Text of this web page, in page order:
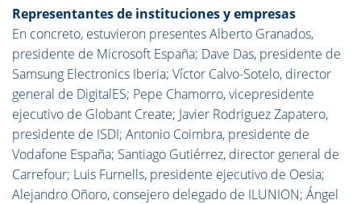
Representantes de instituciones y empresas
En concreto, estuvieron presentes Alberto Granados,
presidente de Microsoft España; Dave Das, presidente de
Samsung Electronics Iberia; Víctor Calvo-Sotelo, director
general de DigitalES; Pepe Chamorro, vicepresidente
ejecutivo de Globant Create; Javier Rodriguez Zapatero,
presidente de ISDI; Antonio Coimbra, presidente de
Vodafone España; Santiago Gutiérrez, director general de
Carrefour; Luis Furnells, presidente ejecutivo de Oesia;
Alejandro Oñoro, consejero delegado de ILUNION; Ángel